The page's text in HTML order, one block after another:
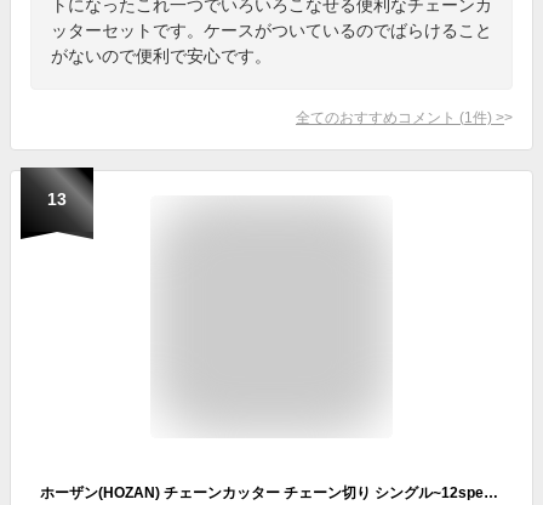
トになったこれ一つでいろいろこなせる便利なチェーンカ
ッターセットです。ケースがついているのでばらけること
がないので便利で安心です。
全てのおすすめコメント (1 件) >
13
ホーザン(HOZAN) チェーンカッター チェーン切り シングル~12speed C-371 シルバー